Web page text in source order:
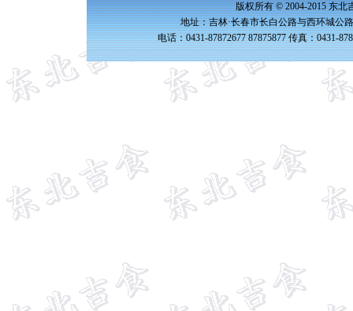
版权所有 © 2004-2015 东北
地址：吉林·长春市长白公路与西环城公
电话：0431-87872677 87875877 传真：0431-